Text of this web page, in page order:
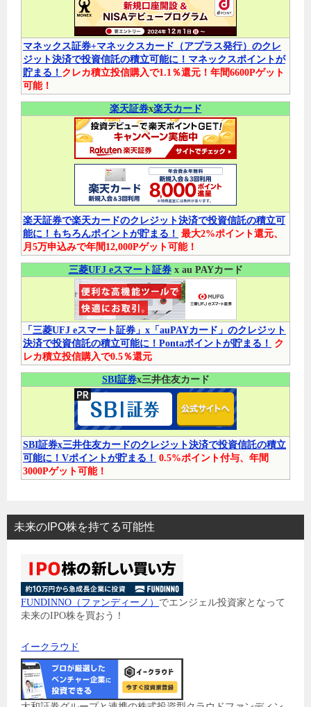
マネックス証券+マネックスカード（アプラス発行）のクレ
ジット決済で投資信託の積立可能に！マネックスポイントが
貯まる！ クレカ積立投信購入で1.1％還元！年間6600Pゲット
可能！
楽天証券x楽天カード
楽天証券で楽天カードのクレジット決済で投資信託の積立可
能に！もちろんポイントが貯まる！ 最大2%ポイント還元、
月5万申込みで年間12,000Pゲット可能！
三菱UFJ eスマート証券x au PAYカード
「三菱UFJ eスマート証券」x「auPAYカード」のクレジット
決済で投資信託の積立可能に！Pontaポイントが貯まる！
ク
レカ積立投信購入で0.5％還元
SBI証券x三井住友カード
SBI証券x三井住友カードのクレジット決済で投資信託の積立
可能に！Vポイントが貯まる！ 0.5%ポイント付与、年間
3000Pゲット可能！
未来のIPO株を持てる可能性
FUNDINNO（ファンディーノ） でエンジェル投資家となって
未来のIPO株を買おう！
イークラウド